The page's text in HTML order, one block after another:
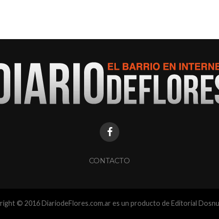
CONTACTO
© 2016 DiariodeFlores.com.ar es un producto de Editorial